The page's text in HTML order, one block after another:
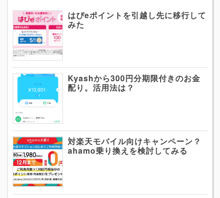
はぴeポイントを引越し先に移行して
みた
Kyashから300円分期限付きのお金
配り。活用法は？
対楽天モバイル向けキャンペーン？
ahamo乗り換えを検討してみる